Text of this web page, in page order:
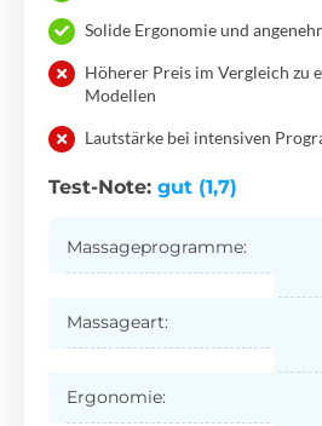
Solide Ergonomie und
Höherer Preis im Vergleich zu
Modellen
Lautstärke bei intensiven
Test-Note: gut (1,7)
Massageprogramme:
Massageart:
Ergonomie: